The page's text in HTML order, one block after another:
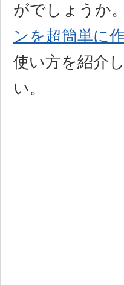
がでしょうか
ンを超簡単に
使い方を紹介
い。